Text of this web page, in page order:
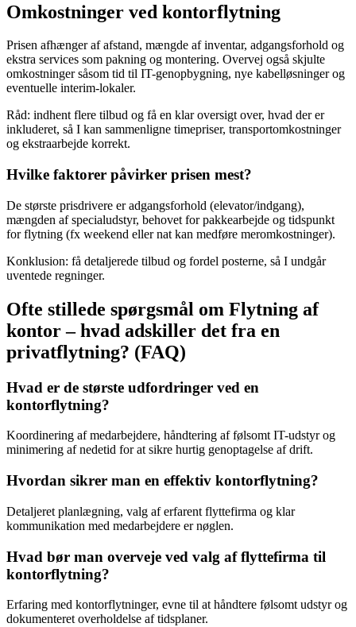
Omkostninger ved kontorflytning
Prisen afhænger af afstand, mængde af inventar, adgangsforhold og
ekstra services som pakning og montering. Overvej også skjulte
omkostninger såsom tid til IT-genopbygning, nye kabelløsninger og
eventuelle interim-lokaler.
Råd: indhent flere tilbud og få en klar oversigt over, hvad der er
inkluderet, så I kan sammenligne timepriser, transportomkostninger
og ekstraarbejde korrekt.
Hvilke faktorer påvirker prisen mest?
De største prisdrivere er adgangsforhold (elevator/indgang),
mængden af specialudstyr, behovet for pakkearbejde og tidspunkt
for flytning (fx weekend eller nat kan medføre meromkostninger).
Konklusion: få detaljerede tilbud og fordel posterne, så I undgår
uventede regninger.
Ofte stillede spørgsmål om Flytning af
kontor – hvad adskiller det fra en
privatflytning? (FAQ)
Hvad er de største udfordringer ved en
kontorflytning?
Koordinering af medarbejdere, håndtering af følsomt IT-udstyr og
minimering af nedetid for at sikre hurtig genoptagelse af drift.
Hvordan sikrer man en effektiv kontorflytning?
Detaljeret planlægning, valg af erfarent flyttefirma og klar
kommunikation med medarbejdere er nøglen.
Hvad bør man overveje ved valg af flyttefirma til
kontorflytning?
Erfaring med kontorflytninger, evne til at håndtere følsomt udstyr og
dokumenteret overholdelse af tidsplaner.